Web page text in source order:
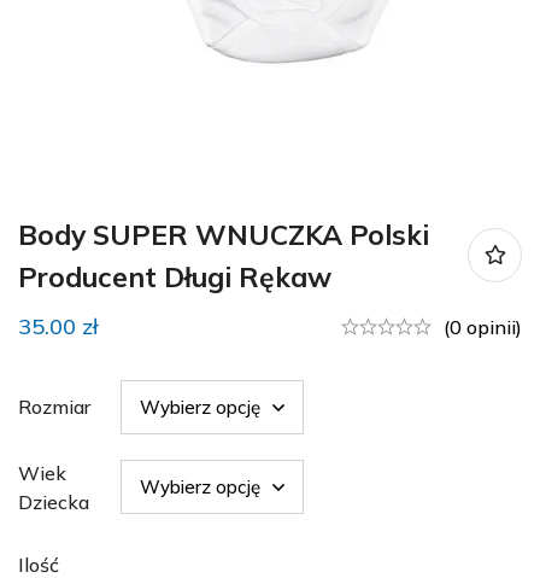
Body SUPER WNUCZKA Polski
Producent Długi Rękaw
35.00 zł (0 opinii)
Rozmiar
Wiek
Dziecka
Ilość